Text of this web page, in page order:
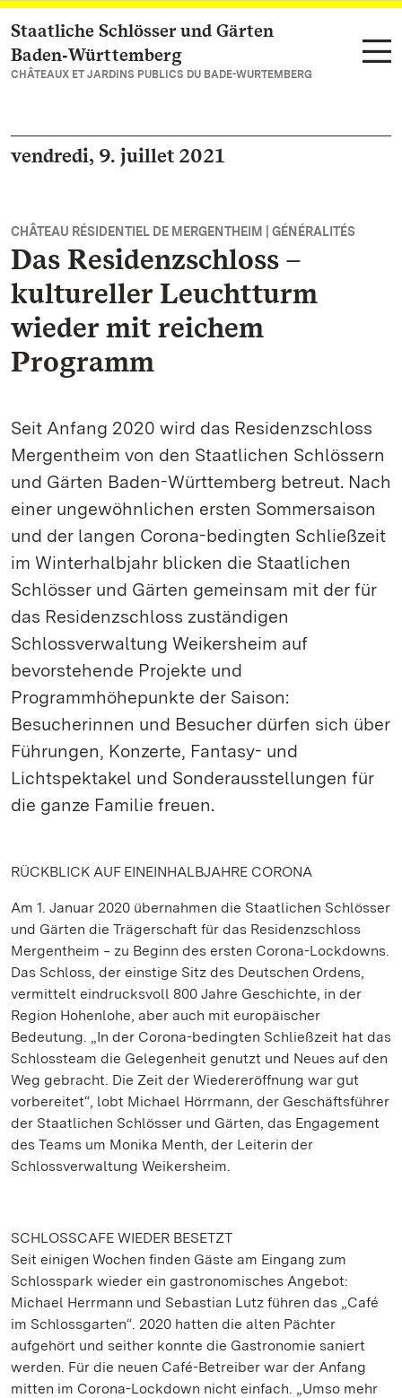
Vers la page d’accueil
Staatliche Schlösser und Gärten
Baden‑Württemberg
CHÂTEAUX ET JARDINS PUBLICS DU BADE-WURTEMBERG
vendredi, 9. juillet 2021
CHÂTEAU RÉSIDENTIEL DE MERGENTHEIM | GÉNÉRALITÉS
Das Residenzschloss –
kultureller Leuchtturm
wieder mit reichem
Programm
Seit Anfang 2020 wird das Residenzschloss
Mergentheim von den Staatlichen Schlössern
und Gärten Baden-Württemberg betreut. Nach
einer ungewöhnlichen ersten Sommersaison
und der langen Corona-bedingten Schließzeit
im Winterhalbjahr blicken die Staatlichen
Schlösser und Gärten gemeinsam mit der für
das Residenzschloss zuständigen
Schlossverwaltung Weikersheim auf
bevorstehende Projekte und
Programmhöhepunkte der Saison:
Besucherinnen und Besucher dürfen sich über
Führungen, Konzerte, Fantasy- und
Lichtspektakel und Sonderausstellungen für
die ganze Familie freuen.
RÜCKBLICK AUF EINEINHALBJAHRE CORONA
Am 1. Januar 2020 übernahmen die Staatlichen Schlösser
und Gärten die Trägerschaft für das Residenzschloss
Mergentheim ‒ zu Beginn des ersten Corona-Lockdowns.
Das Schloss, der einstige Sitz des Deutschen Ordens,
vermittelt eindrucksvoll 800 Jahre Geschichte, in der
Region Hohenlohe, aber auch mit europäischer
Bedeutung. „In der Corona-bedingten Schließzeit hat das
Schlossteam die Gelegenheit genutzt und Neues auf den
Weg gebracht. Die Zeit der Wiedereröffnung war gut
vorbereitet“, lobt Michael Hörrmann, der Geschäftsführer
der Staatlichen Schlösser und Gärten, das Engagement
des Teams um Monika Menth, der Leiterin der
Schlossverwaltung Weikersheim.
SCHLOSSCAFE WIEDER BESETZT
Seit einigen Wochen finden Gäste am Eingang zum
Schlosspark wieder ein gastronomisches Angebot:
Michael Herrmann und Sebastian Lutz führen das „Café
im Schlossgarten“. 2020 hatten die alten Pächter
aufgehört und seither konnte die Gastronomie saniert
werden. Für die neuen Café-Betreiber war der Anfang
mitten im Corona-Lockdown nicht einfach. „Umso mehr